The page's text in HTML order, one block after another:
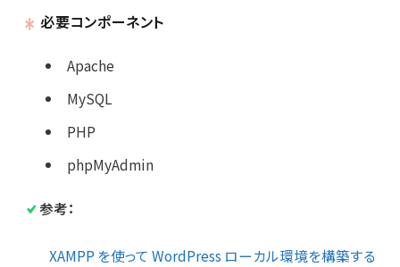
必要コンポーネント
Apache
MySQL
PHP
phpMyAdmin
参考：
XAMPP を使って WordPress ローカル環境を構築する